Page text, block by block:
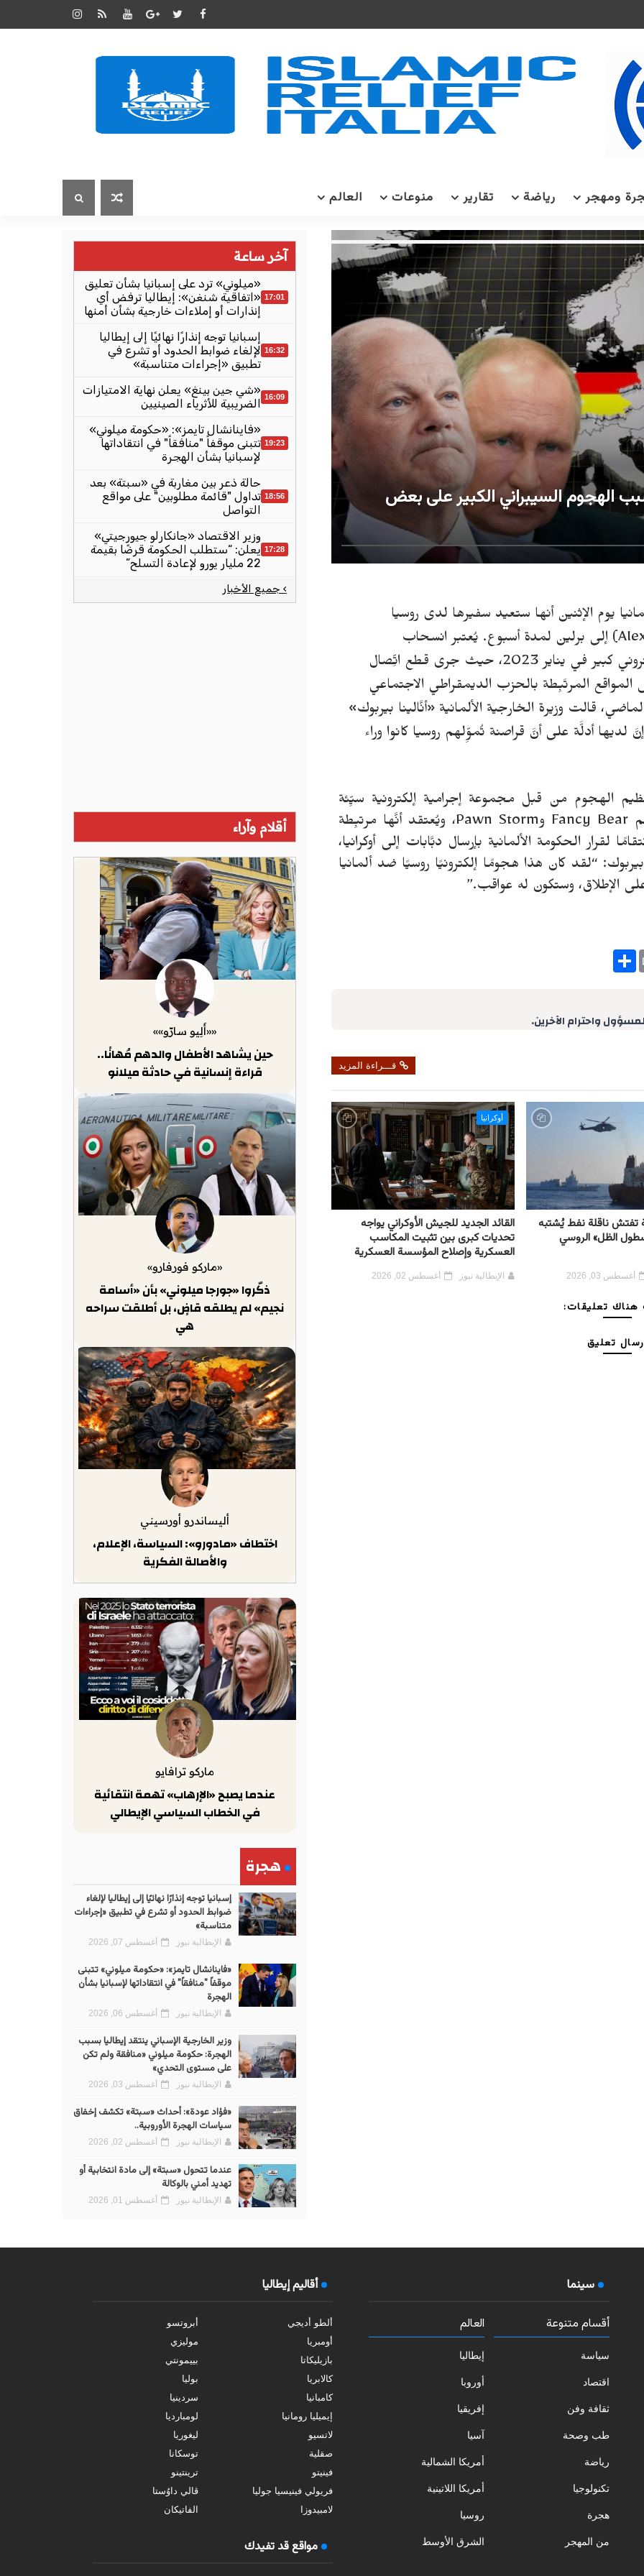
ومهجر رياضة تقارير منوعات العالم
الهجوم السيبراني الكبير على بعض
7 مايو 2024 - أعلنت ألمانيا يوم الإثنين أنها ستعيد سفيرها لدى روسيا
يُعتبر انسحاب
«لامبسدورف» المؤقَّت ردِّ فعل على هجوم إلكتروني كبير في يناير 2023، حيث جرى قطع اتِّصال
المرتَبِطة بالحزب الديمقراطي الاجتماعي
قالت وزيرة الخارجية الألمانية «أنَّالينا بيربوك»
إنَّ لديها أدلَّة على أنَّ قراصنة تُموِّلهم روسيا كانوا وراء
الهجوم من قبل مجموعة إجرامية إلكترونية سيِّئة
السُّمعة تُسمَّى "APT28"، والمعروفة أيضًا باسم Fancy Bear وPawn Storm، ويُعتقد أنَّها مرتبِطة
لقرار الحكومة الألمانية بإرسال دبَّابات إلى أوكرانيا،
“لقد كان هذا هجومًا إلكترونيًا روسيًا ضد ألمانيا
الإطلاق، وستكون له عواقب.”
S
واحترام الآخرين.
قـــراءة المزيد
تفتش ناقلة نفط يُشتبه
الظل» الروسي
أغسطس 03, 2026
أوكرانيا
القائد الجديد للجيش الأوكراني يواجه
تحديات كبرى بين تثبيت المكاسب
العسكرية وإصلاح المؤسسة العسكرية
الإيطالية نيوز أغسطس 02, 2026
تعليقات:
تعليق
آخر ساعة
17:01
«ميلوني» ترد على إسبانيا بشأن تعليق
«اتفاقية شنغن»: إيطاليا ترفض أي
إنذارات أو إملاءات خارجية بشأن أمنها
16:32
إسبانيا توجه إنذارًا نهائيًا إلى إيطاليا
لإلغاء ضوابط الحدود أو تشرع في
تطبيق «إجراءات متناسبة»
16:09 «شي جين بينغ» يعلن نهاية الامتيازات
الضريبية للأثرياء الصينيين
19:23
«فاينانشال تايمز»: «حكومة ميلوني»
تتبنى موقفاً "منافقاً" في انتقاداتها
لإسبانيا بشأن الهجرة
18:56
حالة ذعر بين مغاربة في «سبتة» بعد
تداول "قائمة مطلوبين" على مواقع
التواصل
17:28
وزير الاقتصاد «جانكارلو جيورجيتي»
يعلن: “ستطلب الحكومة قرضًا بقيمة
22 مليار يورو لإعادة التسلح”
› جميع الأخبار
أقلام وآراء
««أَلِيو سارّو»»
حين يشاهد الأطفال والدهم مُهانًا..
قراءة إنسانية في حادثة ميلانو
«ماركو فورفارو»
ذكّروا «جورجا ميلوني» بأن «أسامة
نجيم» لم يطلقه قاضٍ، بل أطلقت سراحه
هي
أليساندرو أورسيني
اختطاف «مادورو»: السياسة، الإعلام،
والأصالة الفكرية
ماركو ترافايو
عندما يصبح «الإرهاب» تهمة انتقائية
في الخطاب السياسي الإيطالي
هجرة
إسبانيا توجه إنذارًا نهائيًا إلى إيطاليا لإلغاء
ضوابط الحدود أو تشرع في تطبيق «إجراءات
متناسبة»
الإيطالية نيوز أغسطس 07, 2026
«فاينانشال تايمز»: «حكومة ميلوني» تتبنى
موقفاً "منافقاً" في انتقاداتها لإسبانيا بشأن
الهجرة
الإيطالية نيوز أغسطس 06, 2026
وزير الخارجية الإسباني ينتقد إيطاليا بسبب
الهجرة: حكومة ميلوني «منافقة ولم تكن
على مستوى التحدي»
الإيطالية نيوز أغسطس 03, 2026
«فؤاد عودة»: أحداث «سبتة» تكشف إخفاق
سياسات الهجرة الأوروبية..
الإيطالية نيوز أغسطس 02, 2026
عندما تتحول «سبتة» إلى مادة انتخابية أو
تهديد أمني بالوكالة
الإيطالية نيوز أغسطس 01, 2026
سينما
أقسام متنوعة
سياسة
اقتصاد
ثقافة وفن
طب وصحة
رياضة
تكنولوجيا
هجرة
من المهجر
العالم
إيطاليا
أوروبا
إفريقيا
آسيا
أمريكا الشمالية
أمريكا اللاتينية
روسيا
الشرق الأوسط
أقاليم إيطاليا
ألطو أديجي
أبروتسو
أومبريا
موليزي
بازيليكاتا
بييمونتي
كالابريا
بوليا
كامبانيا
سردينيا
إيميليا رومانيا
لومبارديا
لاتسيو
ليغوريا
صقلية
توسكانا
فينيتو
ترينتينو
فريولي فينيسيا جوليا
ڤالي داوُستا
لامبيدوزا
الفاتيكان
مواقع قد تفيدك